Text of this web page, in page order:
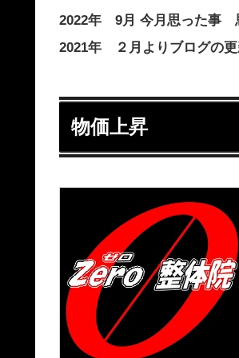
2022年 9月 今月思った事
2021年 ２月よりブログの更
物価上昇